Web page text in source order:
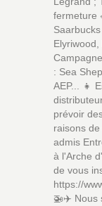
fermeture
: Sea
AEP... 👧
prévoir
raisons
admis
à l'Arche
de vous
https://
🚁✈️ Nous